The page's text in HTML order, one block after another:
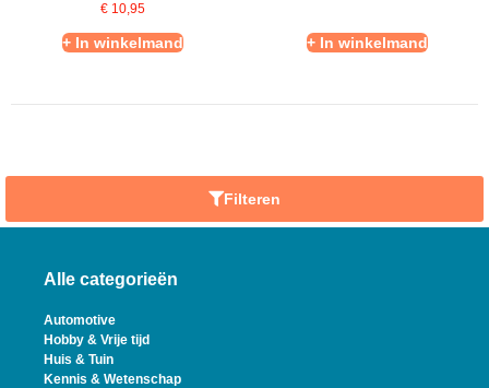
€10,95
+ In winkelmand + In winkelmand
Filteren
Alle categorieën
Automotive
Hobby & Vrije tijd
Huis & Tuin
Kennis & Wetenschap